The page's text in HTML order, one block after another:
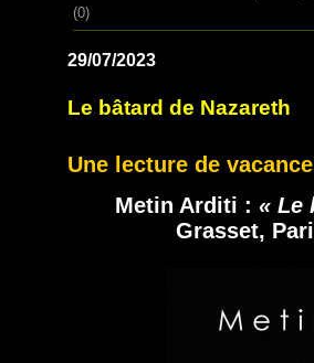
(0)
29/07/2023
Le bâtard de Nazareth
Une lecture de
Metin Arditi : « Le
Grasset,